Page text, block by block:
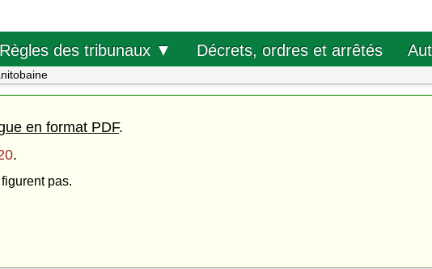
Règles des tribunaux ▼ Décrets, ordres et arrêtés
en format PDF.
.
pas.